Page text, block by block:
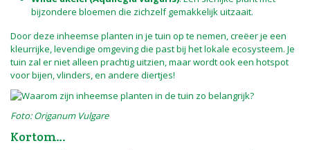
bijzondere bloemen die zichzelf gemakkelijk uitzaait.
Door deze inheemse planten in je tuin op te nemen, creëer je een
kleurrijke, levendige omgeving die past bij het lokale ecosysteem. Je
tuin zal er niet alleen prachtig uitzien, maar wordt ook een hotspot
voor bijen, vlinders, en andere diertjes!
Foto: Origanum Vulgare
Kortom…